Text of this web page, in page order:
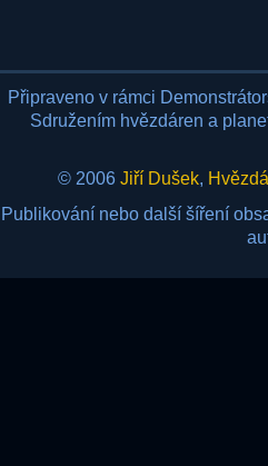
Připraveno v rámci
Sdružením hvězdáren a
© 2006 Jiří Dušek,
Publikování nebo další šíření